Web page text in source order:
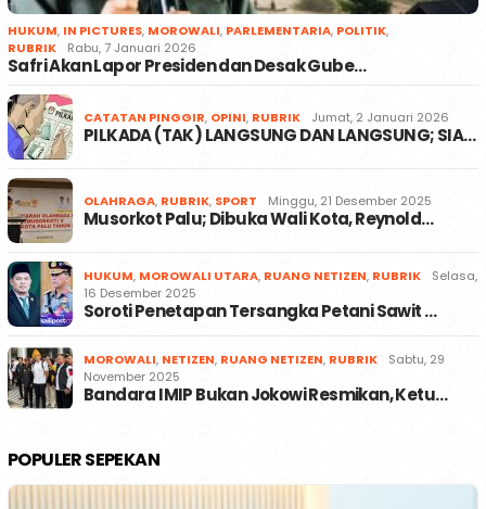
HUKUM, IN PICTURES, MOROWALI, PARLEMENTARIA, POLITIK,
RUBRIK
Rabu, 7 Januari 2026
Safri Akan Lapor Presiden dan Desak Gube…
CATATAN PINGGIR, OPINI, RUBRIK Jumat, 2 Januari 2026
PILKADA (TAK) LANGSUNG DAN LANGSUNG; SIA…
OLAHRAGA, RUBRIK, SPORT Minggu, 21 Desember 2025
Musorkot Palu; Dibuka Wali Kota, Reynold…
HUKUM, MOROWALI UTARA, RUANG NETIZEN, RUBRIK
Selasa,
16 Desember 2025
Soroti Penetapan Tersangka Petani Sawit …
MOROWALI, NETIZEN, RUANG NETIZEN, RUBRIK
Sabtu, 29
November 2025
Bandara IMIP Bukan Jokowi Resmikan, Ketu…
POPULER SEPEKAN